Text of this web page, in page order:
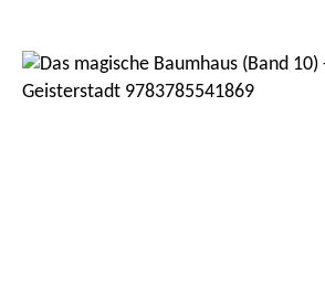
Bildergalerie überspringen